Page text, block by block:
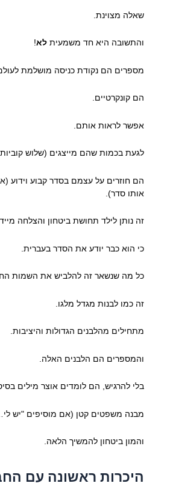
שאלה מצוינת.
והתשובה היא חד משמעית לא!
מספרים הם נקודת כניסה מושלמת
הם קונקרטיים.
אפשר לראות אותם.
לגעת בכמות שהם מייצגים (שלוש
הם חוזרים על עצמם בסדר קבוע וידוע
אותו סדר).
זה נותן לילד תחושת ביטחון והצלחה
כי הוא כבר יודע את הסדר בעברית.
כל מה שנשאר זה להלביש את השמות
זה כמו לבנות מגדל מלגו.
מתחילים מהלבנים הגדולות והיציבות.
והמספרים הם הלבנים האלה.
בלי להרגיש, הם לומדים אוצר מילים
מבנה משפטים קטן (אם מוסיפים "יש
והמון ביטחון להמשיך הלאה.
היכרות ראשונה עם